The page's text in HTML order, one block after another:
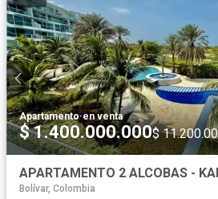
Apartamento·en venta
$ 1.400.000.000$
Bolívar, Colombia